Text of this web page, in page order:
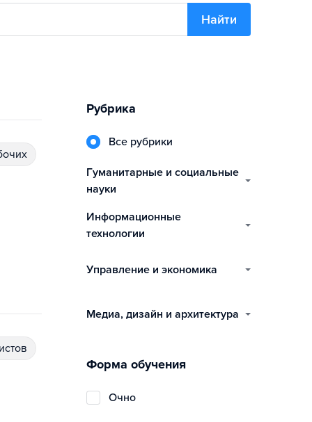
Найти
Рубрика
Все рубрики
гуманитарные и социальные
науки
информационные
технологии
управление и экономика
медиа, дизайн и архитектура
Форма обучения
очно